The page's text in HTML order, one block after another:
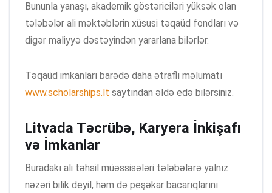
Bununla yanaşı, akademik göstəriciləri yüksək olan
tələbələr ali məktəblərin xüsusi təqaüd fondları və
digər maliyyə dəstəyindən yararlana bilərlər.
Təqaüd imkanları barədə daha ətraflı məlumatı
www.scholarships.lt saytından əldə edə bilərsiniz.
Litvada Təcrübə, Karyera İnkişafı
və İmkanlar
Buradakı ali təhsil müəssisələri tələbələrə yalnız
nəzəri bilik deyil, həm də peşəkar bacarıqlarını